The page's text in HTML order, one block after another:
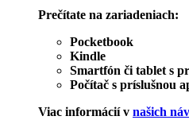
Prečítate na zariadeniach:
Pocketbook
Kindle
Smartfón či tablet s
Počítač s príslušnou
Viac informácií v našich